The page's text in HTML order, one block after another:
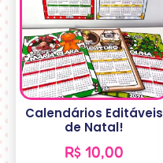
Calendários Editáveis
de Natal!
R$ 10,00